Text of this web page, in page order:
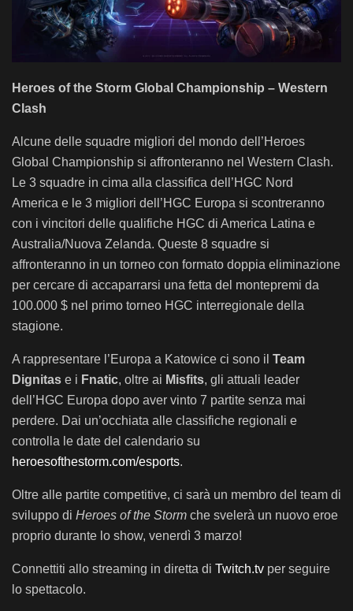
Heroes of the Storm Global Championship – Western
Clash
Alcune delle squadre migliori del mondo dell’Heroes
Global Championship si affronteranno nel Western Clash.
Le 3 squadre in cima alla classifica dell’HGC Nord
America e le 3 migliori dell’HGC Europa si scontreranno
con i vincitori delle qualifiche HGC di America Latina e
Australia/Nuova Zelanda. Queste 8 squadre si
affronteranno in un torneo con formato doppia eliminazione
per cercare di accaparrarsi una fetta del montepremi da
100.000 $ nel primo torneo HGC interregionale della
stagione.
A rappresentare l’Europa a Katowice ci sono il Team
Dignitas e i Fnatic, oltre ai Misfits, gli attuali leader
dell’HGC Europa dopo aver vinto 7 partite senza mai
perdere. Dai un’occhiata alle classifiche regionali e
controlla le date del calendario su
heroesofthestorm.com/esports.
Oltre alle partite competitive, ci sarà un membro del team di
sviluppo di Heroes of the Storm che svelerà un nuovo eroe
proprio durante lo show, venerdì 3 marzo!
Connettiti allo streaming in diretta di Twitch.tv per seguire
lo spettacolo.